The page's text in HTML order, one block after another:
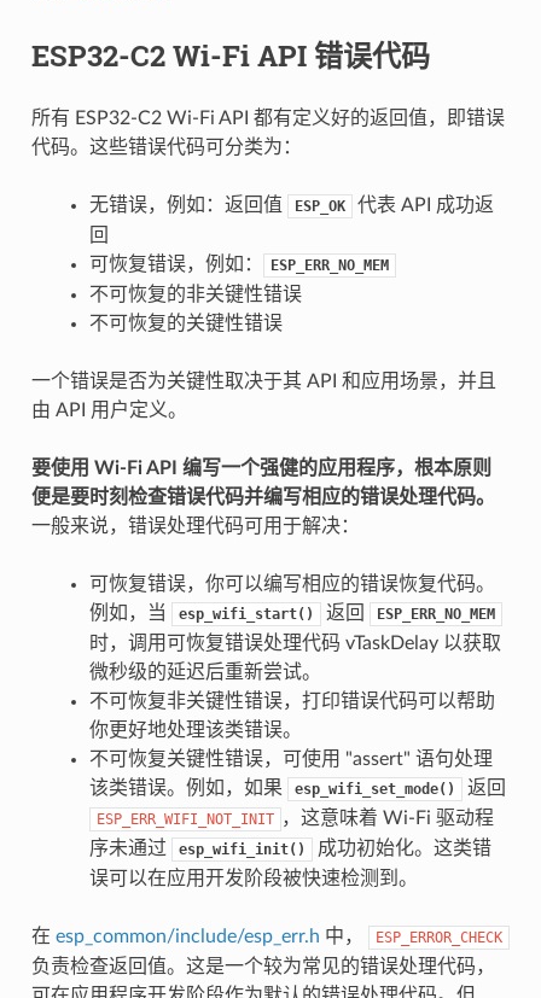
ESP32-C2 Wi-Fi API 错误代码
所有 ESP32-C2 Wi-Fi API 都有定义好的返回值，即错误
代码。这些错误代码可分类为：
无错误，例如：返回值 ESP_OK
代表 API 成功返
回
可恢复错误，例如：
ESP_ERR_NO_MEM
不可恢复的非关键性错误
不可恢复的关键性错误
一个错误是否为关键性取决于其 API 和应用场景，并且
由 API 用户定义。
要使用 Wi-Fi API 编写一个强健的应用程序，根本原则
便是要时刻检查错误代码并编写相应的错误处理代码。
一般来说，错误处理代码可用于解决：
可恢复错误，你可以编写相应的错误恢复代码。
例如，当
esp_wifi_start() 返回 ESP_ERR_NO_MEM
时，调用可恢复错误处理代码 vTaskDelay 以获取
微秒级的延迟后重新尝试。
不可恢复非关键性错误，打印错误代码可以帮助
你更好地处理该类错误。
不可恢复关键性错误，可使用 "assert" 语句处理
该类错误。例如，如果
esp_wifi_set_mode() 返回
ESP_ERR_WIFI_NOT_INIT ，这意味着 Wi-Fi 驱动程
序未通过
esp_wifi_init()
成功初始化。这类错
误可以在应用开发阶段被快速检测到。
在 esp_common/include/esp_err.h 中， ESP_ERROR_CHECK
负责检查返回值。这是一个较为常见的错误处理代码，